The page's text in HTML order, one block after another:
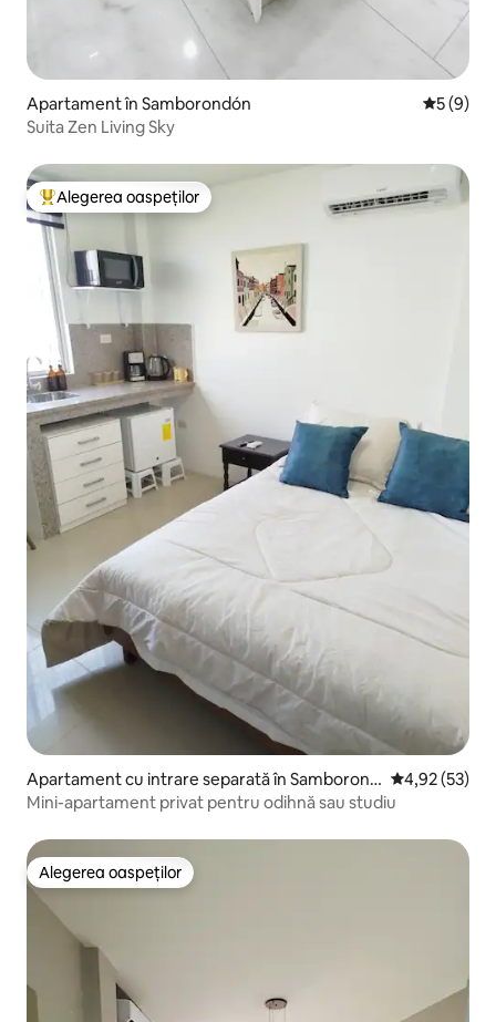
Apartament în Samborondón Scor
5 (9)
Suita Zen Living Sky
Locuință din topul categoriei Alegerea oaspeților
Alegerea oaspeților
Apartament cu intrare separată în Samborond
ón
Scor mediu
4,92 (53)
Mini-apartament privat pentru odihnă sau studiu
Alegerea oaspeților
Alegerea oaspeților